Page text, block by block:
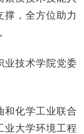
撑，全方位助力
技术学院党委
化学工业联合
业大学环境工程